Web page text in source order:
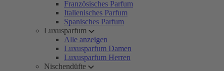
Französisches Parfum
Italienisches Parfum
Spanisches Parfum
Luxusparfum
Alle anzeigen
Luxusparfum Damen
Luxusparfum Herren
Nischendüfte